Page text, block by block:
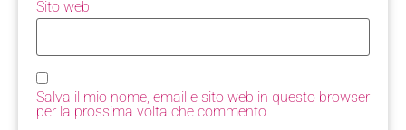
Sito web
Salva il mio nome, email e sito web in questo browser
per la prossima volta che commento.